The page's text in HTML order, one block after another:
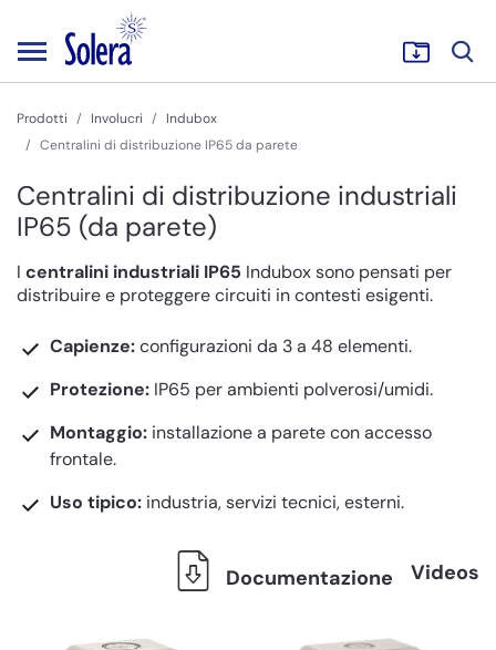
Prodotti Involucri
Indubox
Centralini di distribuzione IP65 da parete
Centralini di distribuzione industriali
IP65 (da parete)
I centralini industriali IP65 Indubox sono pensati per
distribuire e proteggere circuiti in contesti esigenti.
Capienze:configurazioni da 3 a 48 elementi.
Protezione: IP65 per ambienti polverosi/umidi.
Montaggio: installazione a parete con accesso
frontale.
Uso tipico: industria, servizi tecnici, esterni.
Documentazione Videos